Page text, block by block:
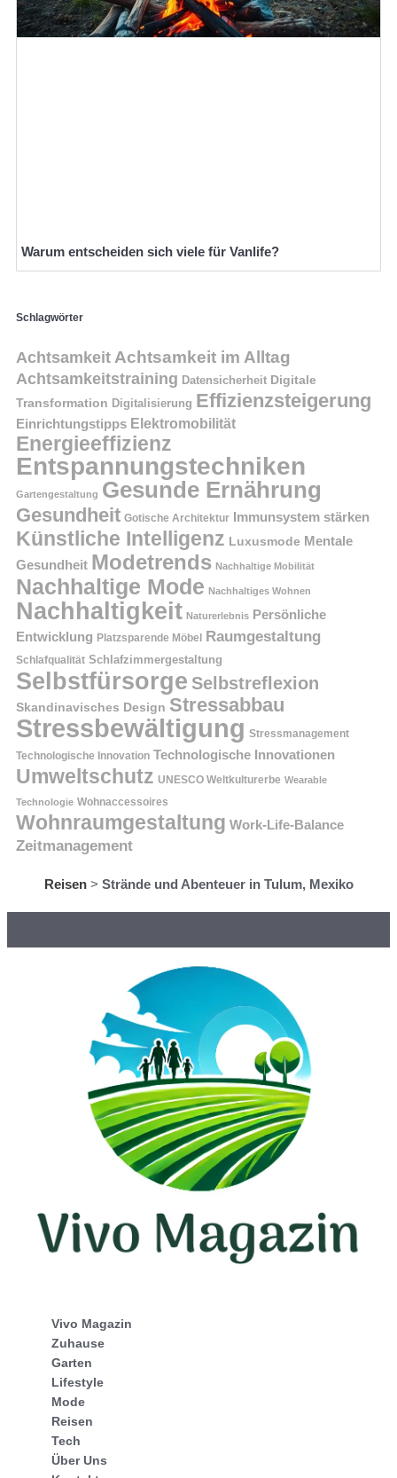
Warum entscheiden sich viele für Vanlife?
Schlagwörter
Achtsamkeit Achtsamkeit im Alltag
Achtsamkeitstraining Datensicherheit Digitale
Transformation Digitalisierung Effizienzsteigerung
Einrichtungstipps Elektromobilität
Energieeffizienz
Entspannungstechniken
Gartengestaltung Gesunde Ernährung
Gesundheit Gotische Architektur Immunsystem stärken
Künstliche Intelligenz Luxusmode Mentale
Gesundheit Modetrends Nachhaltige Mobilität
Nachhaltige Mode Nachhaltiges Wohnen
Nachhaltigkeit Naturerlebnis Persönliche
Entwicklung Platzsparende Möbel Raumgestaltung
Schlafqualität Schlafzimmergestaltung
Selbstfürsorge Selbstreflexion
Skandinavisches Design Stressabbau
Stressbewältigung Stressmanagement
Technologische Innovation Technologische Innovationen
Umweltschutz UNESCO Weltkulturerbe Wearable
Technologie Wohnaccessoires
Wohnraumgestaltung Work-Life-Balance
Zeitmanagement
Reisen> Strände und Abenteuer in Tulum, Mexiko
Vivo Magazin
Zuhause
Garten
Lifestyle
Mode
Reisen
Tech
Über Uns